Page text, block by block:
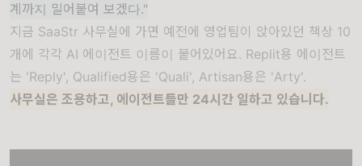
계까지 밀어붙여 보겠다."
지금 SaaStr 사무실에 가면 예전에 영업팀이 앉아있던 책상 10
개에 각각 AI 에이전트 이름이 붙어있어요. Replit용 에이전트
는 'Reply', Qualified용은 'Quali', Artisan용은 'Arty'.
사무실은 조용하고, 에이전트들만 24시간 일하고 있습니다.